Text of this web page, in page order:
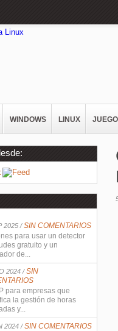
WINDOWS LINUX
2025 /SIN COMENTARIOS
para usar un detector
gratuito y un
de...
2024 /SIN
para empresas que
la gestión de horas
y...
2024 /SIN COMENTARIOS